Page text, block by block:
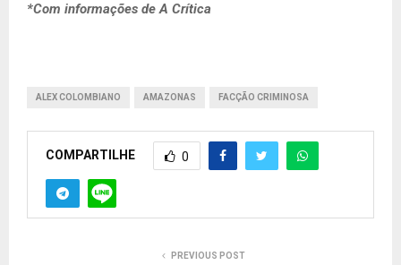
*Com informações de A Crítica
ALEX COLOMBIANO AMAZONAS FACÇÃO CRIMINOSA
COMPARTILHE 0
PREVIOUS POST